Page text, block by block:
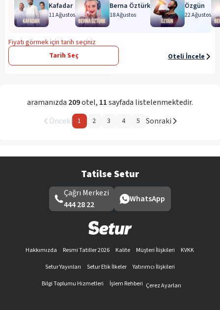
Kafadar
11 Ağustos
Berna Öztürk
18 Ağustos
Özgün
22 Ağustos
Fiyatı görmek için tarih seçiniz
Tarih Seç
Oteli İncele
aramanızda 209otel, 11sayfada listelenmektedir.
Önceki 1 2 3 4 5 Sonraki
Tatilse Setur
Çağrı Merkezi
444 28 22
WhatsApp
Hakkımızda Resmi Tatiller 2026 Kalite Müşteri İlişkileri
KVKK
Setur Yayınları
Setur Etik İlkeler
Yatırımcı İlişkileri
Bilgi Toplumu Hizmetleri
İşlem Rehberi Çerez Ayarları